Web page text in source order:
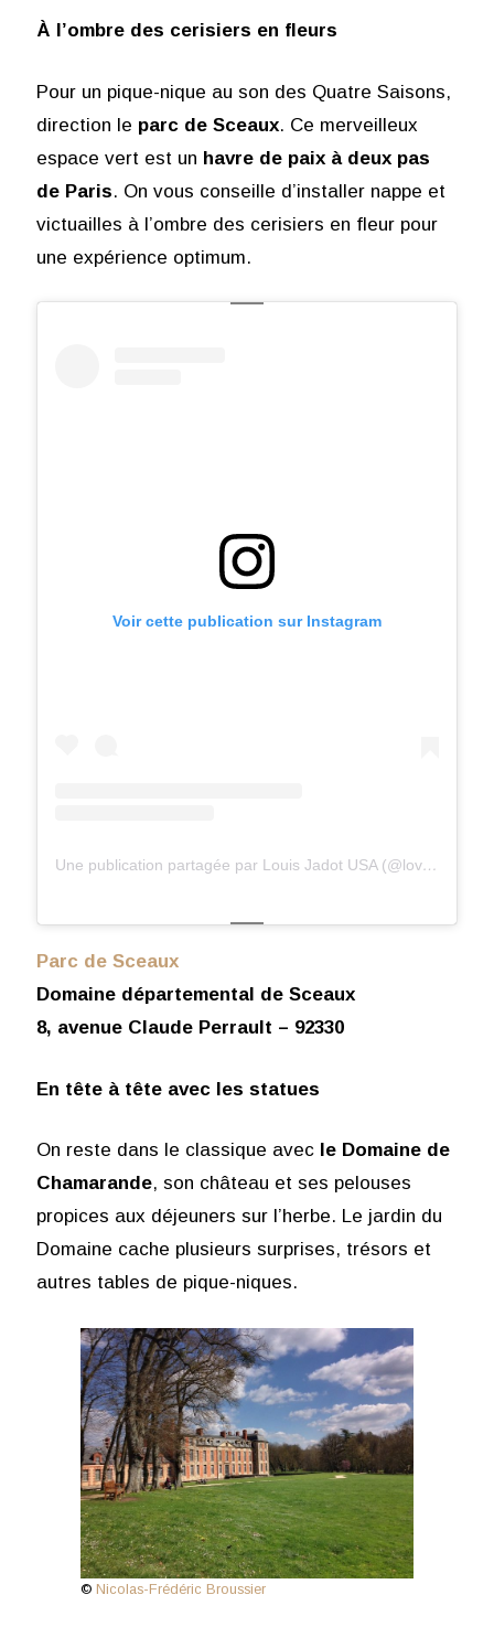
À l’ombre des cerisiers en fleurs
Pour un pique-nique au son des Quatre Saisons,
direction le parc de Sceaux. Ce merveilleux
espace vert est un havre de paix à deux pas
de Paris. On vous conseille d’installer nappe et
victuailles à l’ombre des cerisiers en fleur pour
une expérience optimum.
Voir cette publication sur Instagram
Une publication partagée par Louis Jadot USA (@lovejadot)
Parc de Sceaux
Domaine départemental de Sceaux
8, avenue Claude Perrault – 92330
En tête à tête avec les statues
On reste dans le classique avec le Domaine de
Chamarande, son château et ses pelouses
propices aux déjeuners sur l’herbe. Le jardin du
Domaine cache plusieurs surprises, trésors et
autres tables de pique-niques.
© Nicolas-Frédéric Broussier